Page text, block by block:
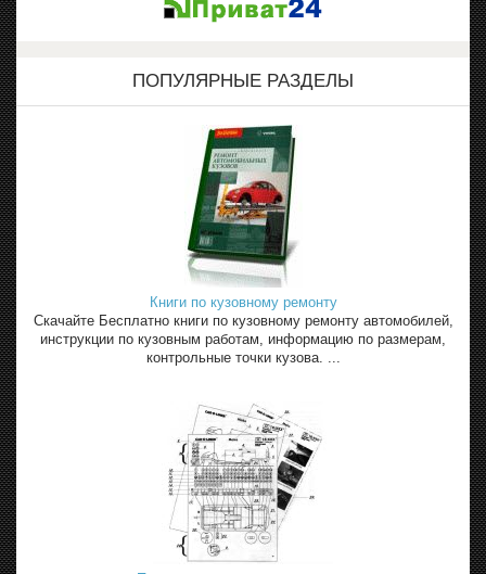
ПОПУЛЯРНЫЕ РАЗДЕЛЫ
Книги по кузовному ремонту
Скачайте Бесплатно книги по кузовному ремонту автомобилей,
инструкции по кузовным работам, информацию по размерам,
контрольные точки кузова. ...